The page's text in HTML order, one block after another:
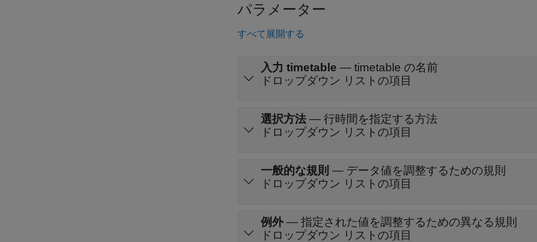
パラメーター
すべて展開する
入力 timetable — timetable の名前
ドロップダウン リストの項目
選択方法 — 行時間を指定する方法
ドロップダウン リストの項目
一般的な規則 — データ値を調整するための規則
ドロップダウン リストの項目
例外— 指定された値を調整するための異なる規則
ドロップダウン リストの項目